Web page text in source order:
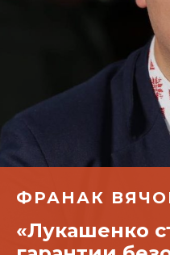
ФРАНАК
«Лукашенко